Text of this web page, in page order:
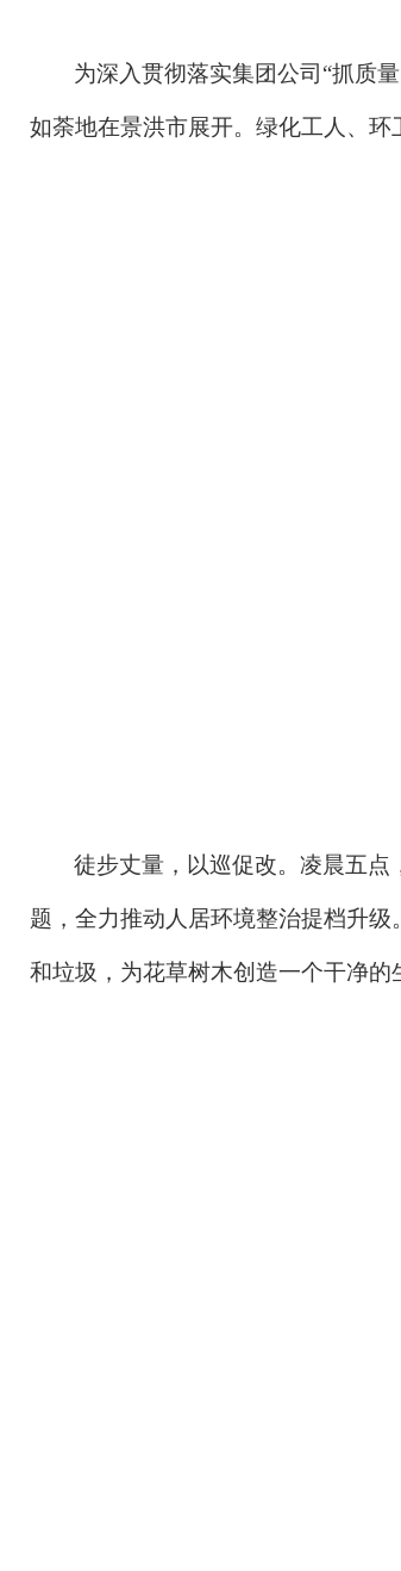
为深入贯彻落实集团公司“抓质
如荼地在景洪市展开。绿化工人、
徒步丈量，以巡促改。凌晨五点
题，全力推动人居环境整治提档升级。
和垃圾，为花草树木创造一个干净的